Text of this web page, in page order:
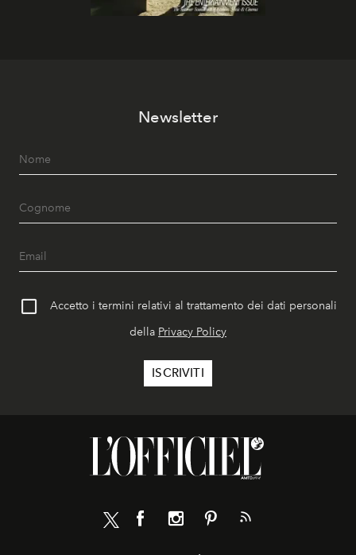
Newsletter
Accetto i termini relativi al trattamento dei dati personali
della Privacy Policy